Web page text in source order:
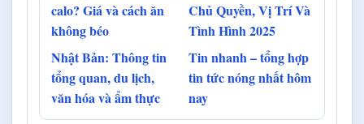
calo? Giá và cách ăn
không béo
Chủ Quyền, Vị Trí Và
Tình Hình 2025
Nhật Bản: Thông tin
tổng quan, du lịch,
văn hóa và ẩm thực
Tin nhanh – tổng hợp
tin tức nóng nhất hôm
nay